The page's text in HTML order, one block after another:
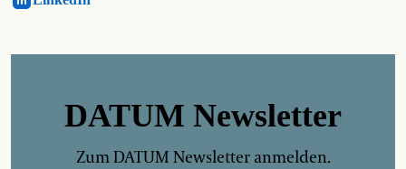
DATUM Newsletter
Zum DATUM Newsletter anmelden.